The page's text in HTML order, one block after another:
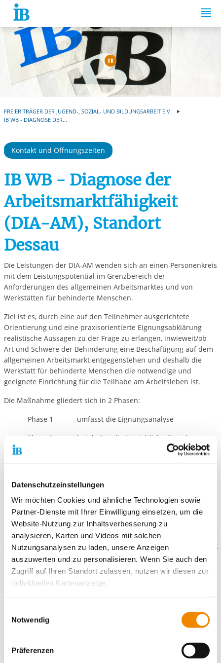
Datenschutzeinstellungen
Wir möchten Cookies und ähnliche Technologien sowie
Partner-Dienste mit Ihrer Einwilligung einsetzen, um die
Website-Nutzung zur Inhaltsverbesserung zu
analysieren, Karten und Videos mit solchen
Nutzungsanalysen zu laden, unsere Anzeigen
auszuwerten und zu personalisieren. Wenn Sie auch den
Zugriff auf Ihren Standort zulassen, nutzen wir diesen zur
individuellen Kartenanzeige.
unsere Partner Daten wie Ihre IP-Adresse und
verarbeiten diese zusammen mit Daten von anderen
Websites. Die Partner erkennen mitunter auch, wenn Sie
zum Website-Besuch verschiedene Geräte verwenden,
Notwendig
Präferenzen
Springe zum Inhalt
Automatische
FREIER TRÄGER DER JUGEND-, SOZIAL- UND BILDUNGSARBEIT E.V.
IB WB - DIAGNOSE DER...
Kontakt und Öffnungszeiten
IB WB - Diagnose der
Arbeitsmarktfähigkeit
(DIA-AM), Standort
Dessau
Die Leistungen der DIA-AM wenden sich an einen Personenkreis
mit dem Leistungspotential im Grenzbereich der
Anforderungen des allgemeinen Arbeitsmarktes und von
Werkstätten für behinderte Menschen.
Ziel ist es, durch eine auf den Teilnehmer ausgerichtete
Orientierung und eine praxisorientierte Eignungsabklärung
realistische Aussagen zu der Frage zu erlangen, inwieweit/ob
Art und Schwere der Behinderung eine Beschäftigung auf dem
allgemeinen Arbeitsmarkt entgegenstehen und deshalb die
Werkstatt für behinderte Menschen die notwendige und
geeignete Einrichtung für die Teilhabe am Arbeitsleben ist.
Die Maßnahme gliedert sich in 2 Phasen:
Phase 1 umfasst die Eignungsanalyse
Phase 2 beinhaltet die betriebliche Erprobung
Die individuelle Verweildauer beträgt maximal 12 Wochen.
sozialpädagogische und psychologische Betreuung.
Dieses Angebot gibt es auch amStandort Wittenberg , 06886
Lutherstadt Wittenberg, Sternstr. 16
Startseite IB Wittenberg
Gefördert durch: